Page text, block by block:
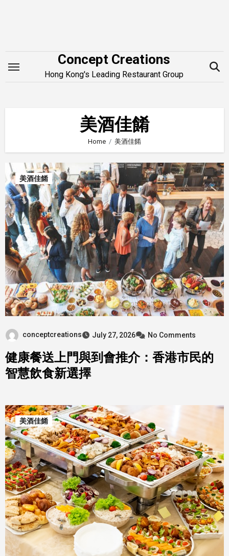
Concept Creations
Hong Kong's Leading Restaurant Group
美酒佳餚
Home 美酒佳餚
美酒佳餚
conceptcreations July 27, 2026 No Comments
健康餐送上門與到會推介：香港市民的
智慧飲食新選擇
美酒佳餚